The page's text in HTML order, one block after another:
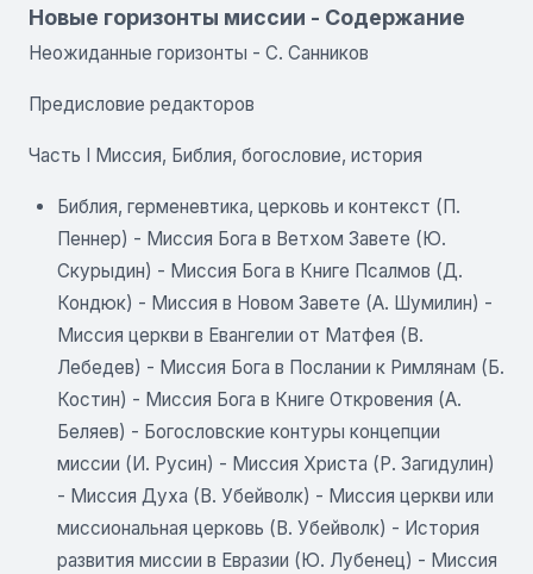
Новые горизонты миссии - Содержание
Неожиданные горизонты - С. Санников
Предисловие редакторов
Часть I Миссия, Библия, богословие, история
Библия, герменевтика, церковь и контекст (П.
Пеннер) - Миссия Бога в Ветхом Завете (Ю.
Скурыдин) - Миссия Бога в Книге Псалмов (Д.
Кондюк) - Миссия в Новом Завете (A. Шумилин) -
Миссия церкви в Евангелии от Матфея (B.
Лебедев) - Миссия Бога в Послании к Римлянам (Б.
Костин) - Миссия Бога в Книге Откровения (А.
Беляев) - Богословские контуры концепции
миссии (И. Русин) - Миссия Христа (Р. Загидулин)
- Миссия Духа (В. Убейволк) - Миссия церкви или
миссиональная церковь (В. Убейволк) - История
развития миссии в Евразии (Ю. Лубенец) - Миссия